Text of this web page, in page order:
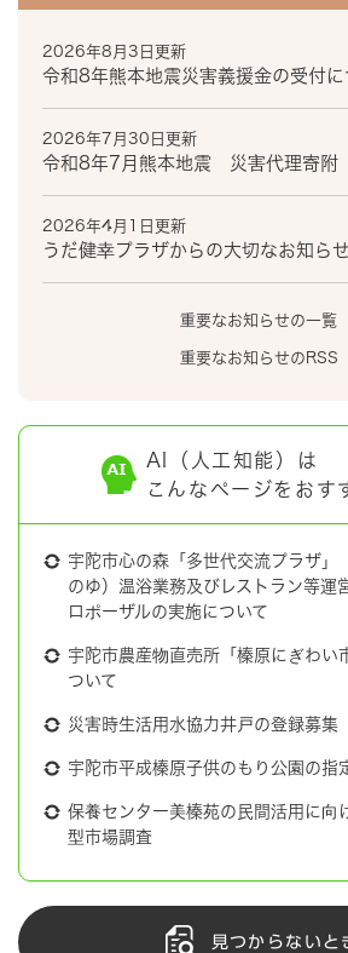
2026年8月3日更新
令和8年熊本地震災害義援金の受付に
2026年7月30日更新
令和8年7月熊本地震 災害代理寄附
2026年4月1日更新
うだ健幸プラザからの大切なお知らせ
重要なお知らせの一覧
重要なお知らせのRSS
AI（人工知能）は
こんなページをおす
宇陀市心の森「多世代交流プラザ」
のゆ）温浴業務及びレストラン等運
ロポーザルの実施について
宇陀市農産物直売所「榛原にぎわい
ついて
災害時生活用水協力井戸の登録募集
宇陀市平成榛原子供のもり公園の指
保養センター美榛苑の民間活用に向
型市場調査
見つからないと